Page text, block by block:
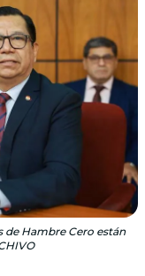
de Hambre Cero están